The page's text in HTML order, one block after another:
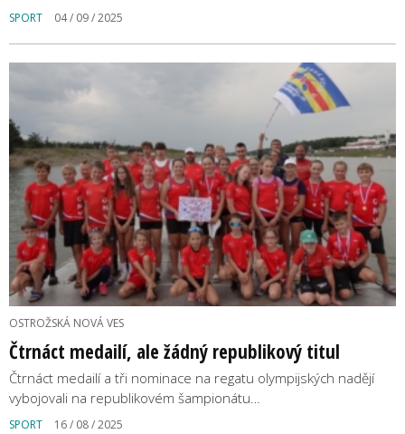
SPORT 04 / 09 / 2025
OSTROŽSKÁ NOVÁ VES
Čtrnáct medailí, ale žádný republikový titul
Čtrnáct medailí a tři nominace na regatu olympijských nadějí
vybojovali na republikovém šampionátu…
SPORT 16 / 08 / 2025